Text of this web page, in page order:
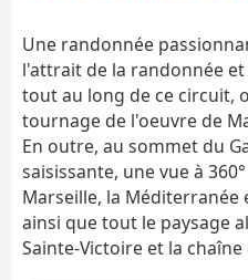
Une randonnée
l'attrait de la randonnée
tout au long de ce circuit,
tournage de l'oeuvre de
En outre, au sommet du
saisissante, une vue à
Marseille, la Méditerranée
ainsi que tout le paysage
Sainte-Victoire et la chaîne